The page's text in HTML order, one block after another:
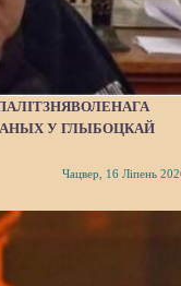
У ГЛЫБОЦКАЙ
Чацвер, 16 Ліпень